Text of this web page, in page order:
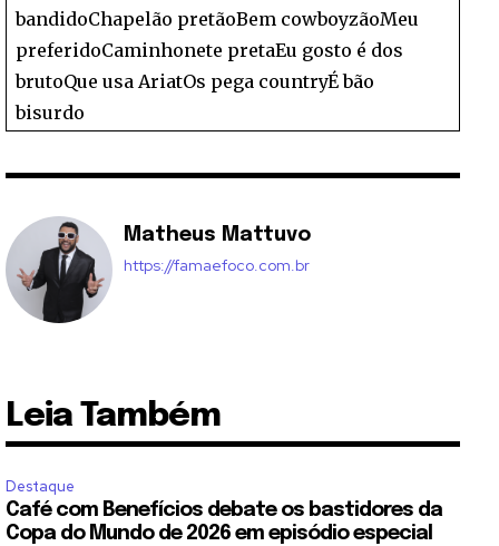
bandidoChapelão pretãoBem cowboyzãoMeu
preferidoCaminhonete pretaEu gosto é dos
brutoQue usa AriatOs pega countryÉ bão
bisurdo
Matheus Mattuvo
https://famaefoco.com.br
Leia Também
Destaque
Café com Benefícios debate os bastidores da
Copa do Mundo de 2026 em episódio especial